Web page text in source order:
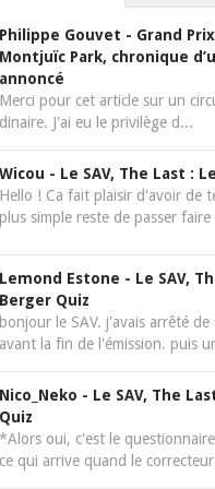
Philippe Gouvet - Grand
Montjuïc Park, chronique
annoncé
Merci pour cet article sur un
J'ai eu le privilège d...
Wicou - Le SAV, The Last :
Hello ! Ca fait plaisir d'avoir de
plus simple reste de passer faire
Lemond Estone - Le SAV,
Berger Quiz
bonjour le SAV. j'avais arrêté
avant la fin de l'émission. puis
Nico_Neko - Le SAV, The
Quiz
*Alors oui, c'est le
ce qui arrive quand le